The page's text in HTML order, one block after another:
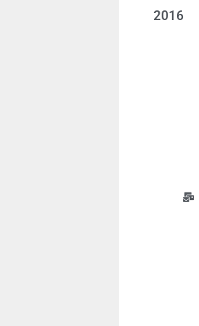
2016